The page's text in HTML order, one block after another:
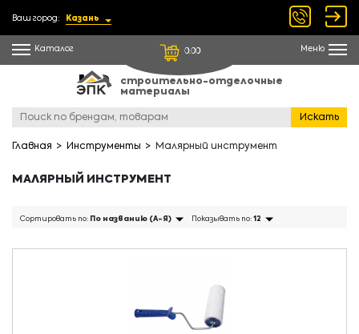
Ваш город: Казань
Каталог 0.00 Меню
строительно-отделочные
материалы
Искать
Главная Инструменты Малярный инструмент
МАЛЯРНЫЙ ИНСТРУМЕНТ
Сортировать по: По названию (А-Я) Показывать по: 12